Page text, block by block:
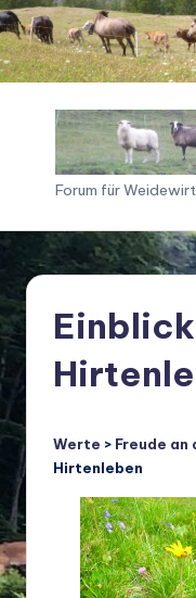
Skip
to
F
o
ru
f
ü
W
ei
Forum für
Werte > Freude
Hirtenleben